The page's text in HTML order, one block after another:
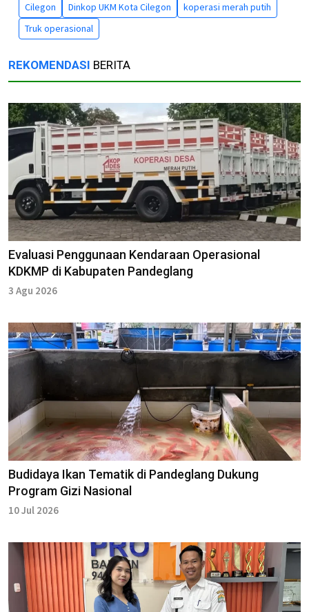
Cilegon Dinkop UKM Kota Cilegon
koperasi merah putih
Truk operasional
REKOMENDASI BERITA
Evaluasi Penggunaan Kendaraan Operasional
KDKMP di Kabupaten Pandeglang
3 Agu 2026
Budidaya Ikan Tematik di Pandeglang Dukung
Program Gizi Nasional
10 Jul 2026